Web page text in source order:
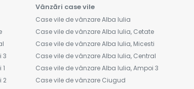
3
2
Vânzări case vile
Case vile de vânzare Alba Iulia
Case vile de vânzare Alba Iulia, Cetate
Case vile de vânzare Alba Iulia, Micesti
Case vile de vânzare Alba Iulia, Central
Case vile de vânzare Alba Iulia, Ampoi 3
Case vile de vânzare Ciugud